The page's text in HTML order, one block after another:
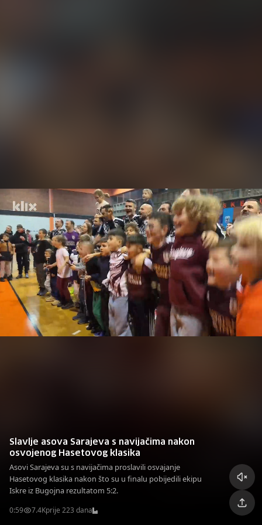
Slavlje asova Sarajeva s navijačima nakon
osvojenog Hasetovog klasika
Asovi Sarajeva su s navijačima proslavili osvajanje
Hasetovog klasika nakon što su u finalu pobijedili ekipu
Iskre iz Bugojna rezultatom 5:2.
0:59 7.4Kprije 223 dana